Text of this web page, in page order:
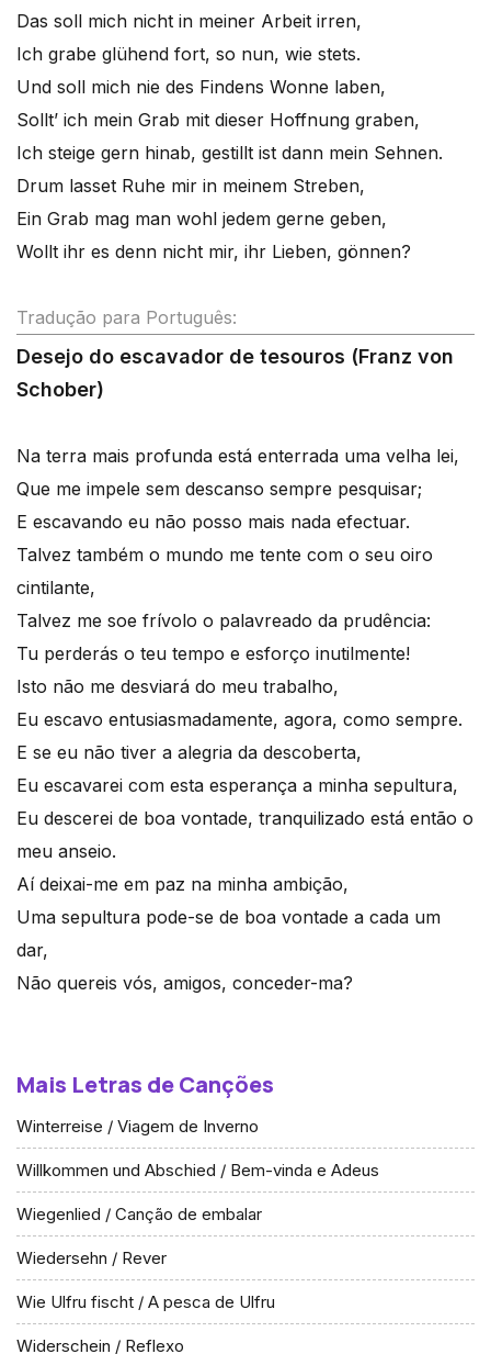
Das soll mich nicht in meiner Arbeit irren,
Ich grabe glühend fort, so nun, wie stets.
Und soll mich nie des Findens Wonne laben,
Sollt’ ich mein Grab mit dieser Hoffnung graben,
Ich steige gern hinab, gestillt ist dann mein Sehnen.
Drum lasset Ruhe mir in meinem Streben,
Ein Grab mag man wohl jedem gerne geben,
Wollt ihr es denn nicht mir, ihr Lieben, gönnen?
Tradução para Português:
Desejo do escavador de tesouros (Franz von
Schober)
Na terra mais profunda está enterrada uma velha lei,
Que me impele sem descanso sempre pesquisar;
E escavando eu não posso mais nada efectuar.
Talvez também o mundo me tente com o seu oiro
cintilante,
Talvez me soe frívolo o palavreado da prudência:
Tu perderás o teu tempo e esforço inutilmente!
Isto não me desviará do meu trabalho,
Eu escavo entusiasmadamente, agora, como sempre.
E se eu não tiver a alegria da descoberta,
Eu escavarei com esta esperança a minha sepultura,
Eu descerei de boa vontade, tranquilizado está então o
meu anseio.
Aí deixai-me em paz na minha ambição,
Uma sepultura pode-se de boa vontade a cada um
dar,
Não quereis vós, amigos, conceder-ma?
Mais Letras de Canções
Winterreise / Viagem de Inverno
Willkommen und Abschied / Bem-vinda e Adeus
Wiegenlied / Canção de embalar
Wiedersehn / Rever
Wie Ulfru fischt / A pesca de Ulfru
Widerschein / Reflexo